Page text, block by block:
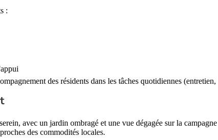
:
des résidents dans les tâches quotidiennes (entretien,
avec un jardin ombragé et une vue dégagée sur la campagne
des commodités locales.